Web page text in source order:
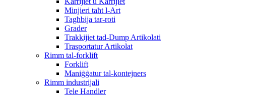
Minjieri taħt l-Art
Tagħbija tar-roti
Grader
Trakkijiet tad-Dump Artikolati
Trasportatur Artikolat
Rimm tal-forklift
Forklift
Maniġġatur tal-kontejners
Rimm industrijali
Tele Handler